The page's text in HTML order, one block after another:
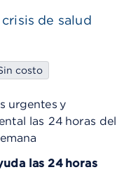
de salud
costo
urgentes y
las 24 horas del
las 24 horas